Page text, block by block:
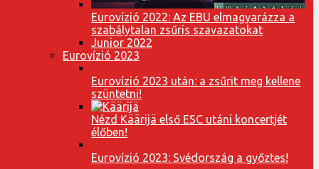
Eurovízió 2022: Az EBU elmagyarázza a
szabálytalan zsűris szavazatokat
Junior 2022
Eurovízió 2023
Eurovízió 2023 után: a zsűrit meg kellene
szüntetni!
Nézd Käärijä első ESC utáni koncertjét
élőben!
Eurovízió 2023: Svédország a győztes!